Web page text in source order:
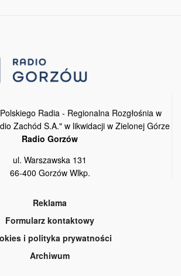
Radia - Regionalna Rozgłośnia w
Zachód S.A." w likwidacji w Zielonej Górze
Radio Gorzów
ul. Warszawska 131
66-400 Gorzów Wlkp.
Reklama
Formularz kontaktowy
i polityka prywatności
Archiwum